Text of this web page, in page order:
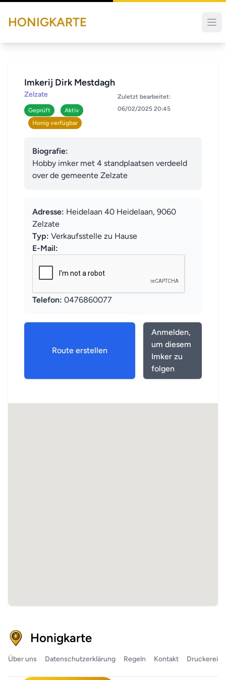
HONIGKARTE
Imkerij Dirk Mestdagh
Zelzate
Geprüft
Aktiv
Honig verfügbar
Zuletzt bearbeitet:
06/02/2025 20:45
Biografie:
Hobby imker met 4 standplaatsen verdeeld
over de gemeente Zelzate
Adresse: Heidelaan 40 Heidelaan, 9060
Zelzate
Typ: Verkaufsstelle zu Hause
E-Mail:
Telefon: 0476860077
Route erstellen
Anmelden,
um diesem
Imker zu
folgen
Honigkarte
Über uns Datenschutzerklärung Regeln Kontakt Druckerei